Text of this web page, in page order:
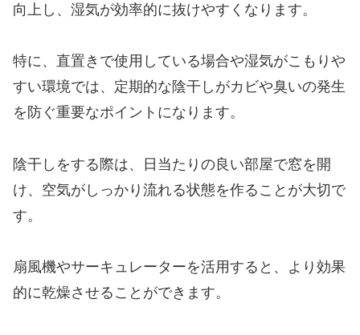
向上し、湿気が効率的に抜けやすくなります。
特に、直置きで使用している場合や湿気がこもりや
すい環境では、定期的な陰干しがカビや臭いの発生
を防ぐ重要なポイントになります。
陰干しをする際は、日当たりの良い部屋で窓を開
け、空気がしっかり流れる状態を作ることが大切で
す。
扇風機やサーキュレーターを活用すると、より効果
的に乾燥させることができます。